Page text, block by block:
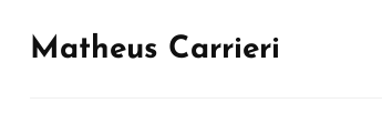
Matheus Carrieri